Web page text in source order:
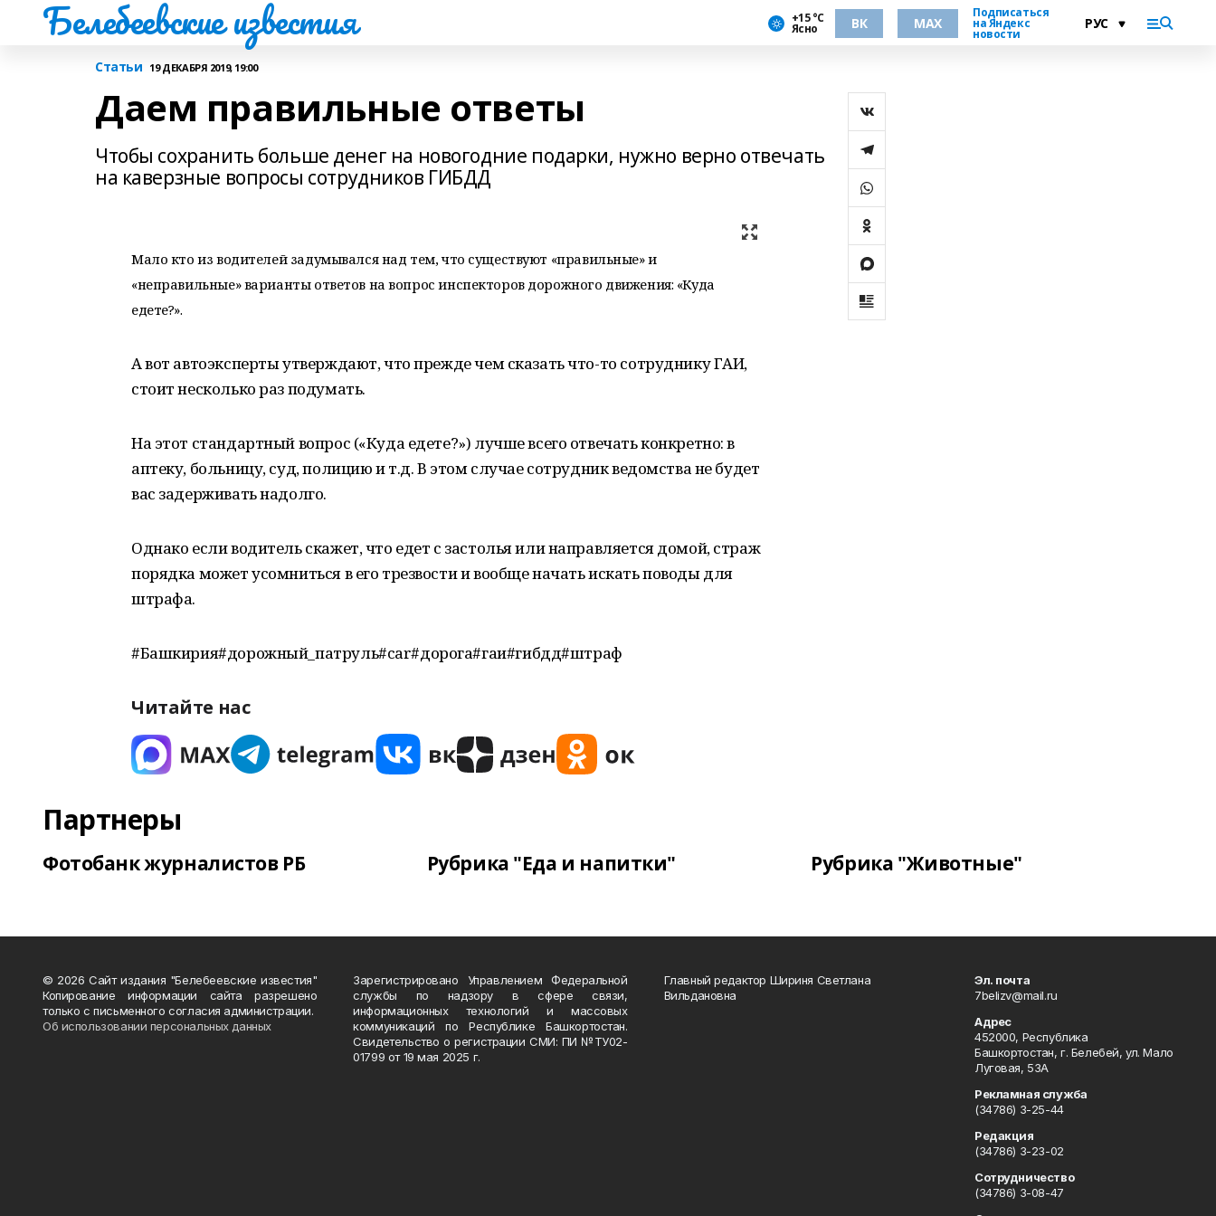
Белебеевские известия +15 °С
Ясно ВК MAX
Подписаться
на Яндекс
новости
Статьи 19 ДЕКАБРЯ 2019, 19:00
Даем правильные ответы
Чтобы сохранить больше денег на новогодние подарки, нужно верно отвечать
на каверзные вопросы сотрудников ГИБДД
Мало кто из водителей задумывался над тем, что существуют «правильные» и
«неправильные» варианты ответов на вопрос инспекторов дорожного движения: «Куда
едете?».
А вот автоэксперты утверждают, что прежде чем сказать что-то сотруднику ГАИ,
стоит несколько раз подумать.
На этот стандартный вопрос («Куда едете?») лучше всего отвечать конкретно: в
аптеку, больницу, суд, полицию и т.д. В этом случае сотрудник ведомства не будет
вас задерживать надолго.
Однако если водитель скажет, что едет с застолья или направляется домой, страж
порядка может усомниться в его трезвости и вообще начать искать поводы для
штрафа.
#Башкирия#дорожный_патруль#car#дорога#гаи#гибдд#штраф
Читайте нас
Партнеры
Фотобанк журналистов РБ Рубрика "Еда и напитки" Рубрика "Животные"
© 2026 Сайт издания "Белебеевские известия"
Копирование информации сайта разрешено
только с письменного согласия администрации.
Об использовании персональных данных
Зарегистрировано Управлением Федеральной
службы по надзору в сфере связи,
информационных технологий и массовых
коммуникаций по Республике Башкортостан.
Свидетельство о регистрации СМИ: ПИ №ТУ02-
01799 от 19 мая 2025 г.
Главный редактор Шириня Светлана
Вильдановна
Эл. почта
7belizv@mail.ru
Адрес
452000, Республика
Башкортостан, г. Белебей, ул. Мало
Луговая, 53А
Рекламная служба
(34786) 3-25-44
Редакция
(34786) 3-23-02
Сотрудничество
(34786) 3-08-47